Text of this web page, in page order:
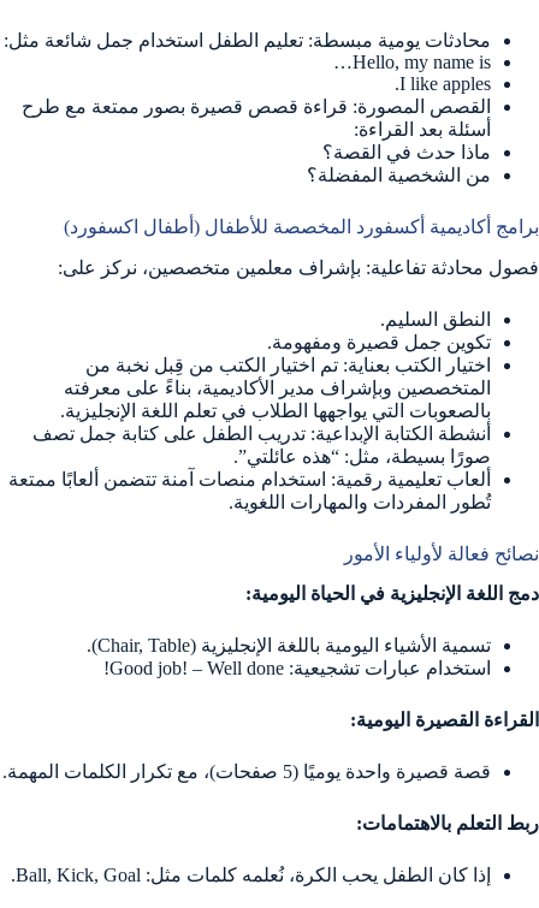
محادثات يومية مبسطة: تعليم الطفل استخدام جمل شائعة مثل:
Hello, my name is…
I like apples.
القصص المصورة: قراءة قصص قصيرة بصور ممتعة مع طرح
أسئلة بعد القراءة:
ماذا حدث في القصة؟
من الشخصية المفضلة؟
برامج أكاديمية أكسفورد المخصصة للأطفال (أطفال اكسفورد)
فصول محادثة تفاعلية: بإشراف معلمين متخصصين، نركز على:
النطق السليم.
تكوين جمل قصيرة ومفهومة.
اختيار الكتب بعناية: تم اختيار الكتب من قِبل نخبة من
المتخصصين وبإشراف مدير الأكاديمية، بناءً على معرفته
بالصعوبات التي يواجهها الطلاب في تعلم اللغة الإنجليزية.
أنشطة الكتابة الإبداعية: تدريب الطفل على كتابة جمل تصف
صورًا بسيطة، مثل: “هذه عائلتي”.
ألعاب تعليمية رقمية: استخدام منصات آمنة تتضمن ألعابًا ممتعة
تُطور المفردات والمهارات اللغوية.
نصائح فعالة لأولياء الأمور
دمج اللغة الإنجليزية في الحياة اليومية:
تسمية الأشياء اليومية باللغة الإنجليزية (Chair, Table).
استخدام عبارات تشجيعية: Good job! – Well done!
القراءة القصيرة اليومية:
قصة قصيرة واحدة يوميًا (5 صفحات)، مع تكرار الكلمات المهمة.
ربط التعلم بالاهتمامات:
إذا كان الطفل يحب الكرة، نُعلمه كلمات مثل: Ball, Kick, Goal.